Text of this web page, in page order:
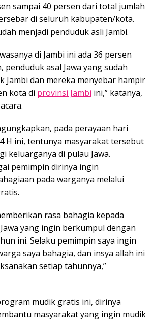
sampai 40 persen dari total jumlah
di seluruh kabupaten/kota.
menjadi penduduk asli Jambi.
di Jambi ini ada 36 persen
penduduk asal Jawa yang sudah
Jambi dan mereka menyebar hampir
kota di provinsi Jambi ini,” katanya,
pada perayaan hari
H ini, tentunya masyarakat tersebut
keluarganya di pulau Jawa.
pemimpin dirinya ingin
pada warganya melalui
rasa bahagia kepada
yang ingin berkumpul dengan
ini. Selaku pemimpin saya ingin
saya bahagia, dan insya allah ini
setiap tahunnya,”
mudik gratis ini, dirinya
masyarakat yang ingin mudik